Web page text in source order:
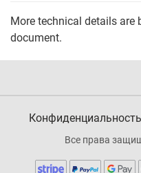
More technical details are
document.
Конфиденциальность
Все права